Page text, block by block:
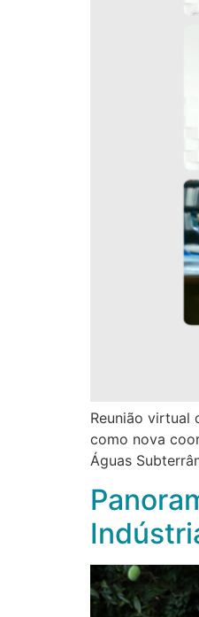
Reunião virtual
como nova
Águas